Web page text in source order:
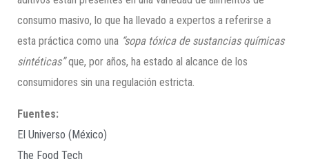
consumo masivo, lo que ha llevado a expertos a referirse a
esta práctica como una “sopa tóxica de sustancias químicas
sintéticas”que, por años, ha estado al alcance de los
consumidores sin una regulación estricta.
Fuentes:
El Universo (México)
The Food Tech